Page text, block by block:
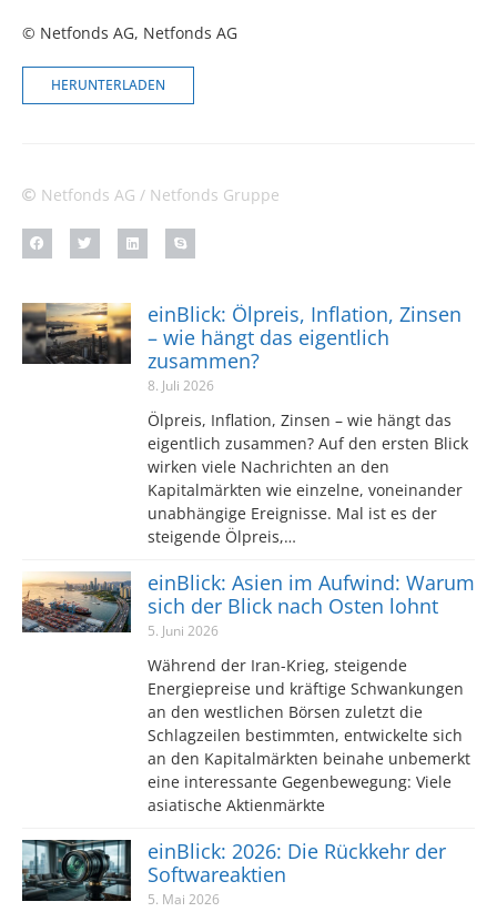
© Netfonds AG, Netfonds AG
HERUNTERLADEN
Netfonds AG / Netfonds Gruppe
einBlick: Ölpreis, Inflation, Zinsen
– wie hängt das eigentlich
zusammen?
8. Juli 2026
Ölpreis, Inflation, Zinsen – wie hängt das
eigentlich zusammen? Auf den ersten Blick
wirken viele Nachrichten an den
Kapitalmärkten wie einzelne, voneinander
unabhängige Ereignisse. Mal ist es der
steigende Ölpreis,…
einBlick: Asien im Aufwind: Warum
sich der Blick nach Osten lohnt
5. Juni 2026
Während der Iran-Krieg, steigende
Energiepreise und kräftige Schwankungen
an den westlichen Börsen zuletzt die
Schlagzeilen bestimmten, entwickelte sich
an den Kapitalmärkten beinahe unbemerkt
eine interessante Gegenbewegung: Viele
asiatische Aktienmärkte
einBlick: 2026: Die Rückkehr der
Softwareaktien
5. Mai 2026